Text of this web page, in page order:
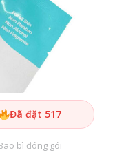
Đã đặt 517
bì đóng gói